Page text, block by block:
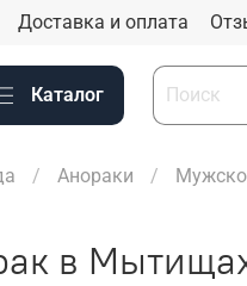
Доставка и оплата
Каталог
Анораки
в